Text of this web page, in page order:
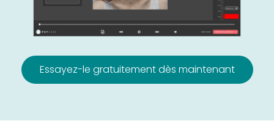
Essayez-le gratuitement dès maintenant